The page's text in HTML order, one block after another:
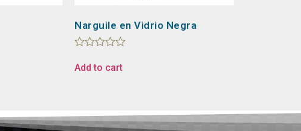
Narguile en Vidrio Negra
0
Add to cart